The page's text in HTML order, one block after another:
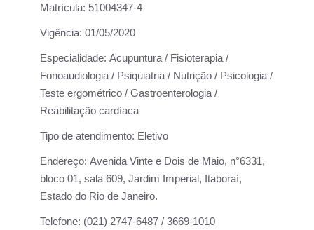
Matrícula: 51004347-4
Vigência: 01/05/2020
Especialidade: Acupuntura / Fisioterapia /
Fonoaudiologia / Psiquiatria / Nutrição / Psicologia /
Teste ergométrico / Gastroenterologia /
Reabilitação cardíaca
Tipo de atendimento: Eletivo
Endereço: Avenida Vinte e Dois de Maio, n°6331,
bloco 01, sala 609, Jardim Imperial, Itaboraí,
Estado do Rio de Janeiro.
Telefone: (021) 2747-6487 / 3669-1010